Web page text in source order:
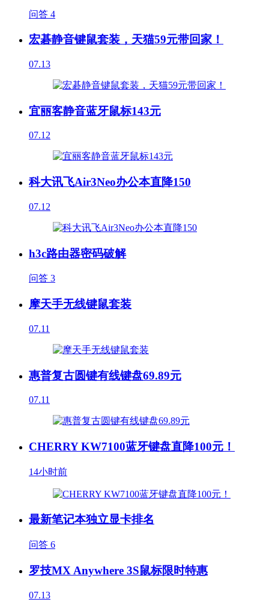
问答 4
宏碁静音键鼠套装，天猫59元带回家！
07.13
宜丽客静音蓝牙鼠标143元
07.12
科大讯飞Air3Neo办公本直降150
07.12
h3c路由器密码破解
问答 3
摩天手无线键鼠套装
07.11
惠普复古圆键有线键盘69.89元
07.11
CHERRY KW7100蓝牙键盘直降100元！
14小时前
最新笔记本独立显卡排名
问答 6
罗技MX Anywhere 3S鼠标限时特惠
07.13